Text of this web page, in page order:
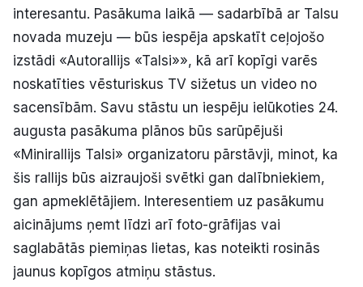
Facebook Instagram YouTube
E-avīze Abonē
interesantu. Pasākuma laikā — sadarbībā ar Talsu
novada muzeju — būs iespēja apskatīt ceļojošo
izstādi «Autorallijs «Talsi»», kā arī kopīgi varēs
noskatīties vēsturiskus TV sižetus un video no
sacensībām. Savu stāstu un iespēju ielūkoties 24.
augusta pasākuma plānos būs sarūpējuši
«Minirallijs Talsi» organizatoru pārstāvji, minot, ka
šis rallijs būs aizraujoši svētki gan dalībniekiem,
gan apmeklētājiem. Interesentiem uz pasākumu
aicinājums ņemt līdzi arī foto-grāfijas vai
saglabātās piemiņas lietas, kas noteikti rosinās
jaunus kopīgos atmiņu stāstus.